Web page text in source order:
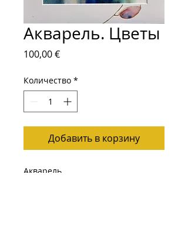
Акварель. Цветы
100,00 €Цена
Количество *
Добавить в корзину
Акварель